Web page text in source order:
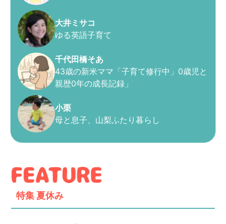
大井ミサコ
ゆる英語子育て
千代田橋そあ
43歳の新米ママ「子育て修行中」0歳児と
親歴0年の成長記録」
小栗
母と息子、山梨ふたり暮らし
特集 夏休み